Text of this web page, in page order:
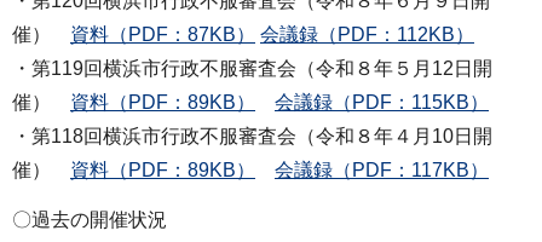
催） 資料（PDF：87KB）
会議録（PDF：112KB）
・第119回横浜市行政不服審査会（令和８年５月12日開
催） 資料（PDF：89KB）
会議録（PDF：115KB）
・第118回横浜市行政不服審査会（令和８年４月10日開
催） 資料（PDF：89KB） 会議録（PDF：117KB）
〇過去の開催状況